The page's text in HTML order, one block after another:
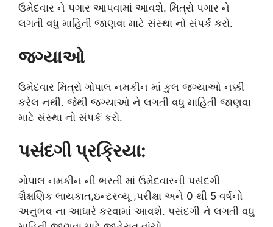
ઉમેદવાર ને પગાર આપવામાં આવશે. મિત્રો પગાર ને
લગતી વધુ માહિતી જાણવા માટે સંસ્થા નો સંપર્ક કરો.
જગ્યાઓ
ઉમેદવાર મિત્રો ગોપાલ નમકીન માં કુલ જગ્યાઓ નક્કી
કરેલ નથી. જેથી જગ્યાઓ ને લગતી વધુ માહિતી જાણવા
માટે સંસ્થા નો સંપર્ક કરો.
પસંદગી પ્રક્રિયા:
ગોપાલ નમકીન ની ભરતી માં ઉમેદવારની પસંદગી
શૈક્ષણિક લાયકાત,ઇન્ટરવ્યૂ ,પરીક્ષા અને 0 થી 5 વર્ષનો
અનુભવ ના આધારે કરવામાં આવશે. પસંદગી ને લગતી વધુ